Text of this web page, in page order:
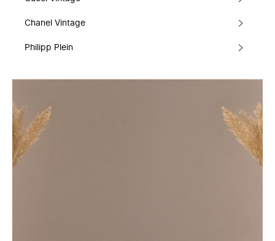
Chanel Vintage
Philipp Plein